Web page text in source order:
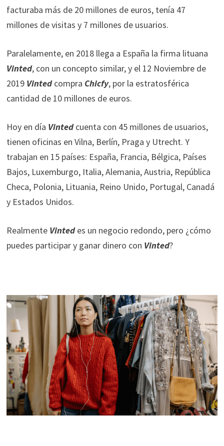
facturaba más de 20 millones de euros, tenía 47
millones de visitas y 7 millones de usuarios.
Paralelamente, en 2018 llega a España la firma lituana
Vinted, con un concepto similar, y el 12 Noviembre de
2019 Vintedcompra Chicfy, por la estratosférica
cantidad de 10 millones de euros.
Hoy en día Vinted cuenta con 45 millones de usuarios,
tienen oficinas en Vilna, Berlín, Praga y Utrecht. Y
trabajan en 15 países: España, Francia, Bélgica, Países
Bajos, Luxemburgo, Italia, Alemania, Austria, República
Checa, Polonia, Lituania, Reino Unido, Portugal, Canadá
y Estados Unidos.
Realmente Vintedes un negocio redondo, pero ¿cómo
puedes participar y ganar dinero con Vinted?